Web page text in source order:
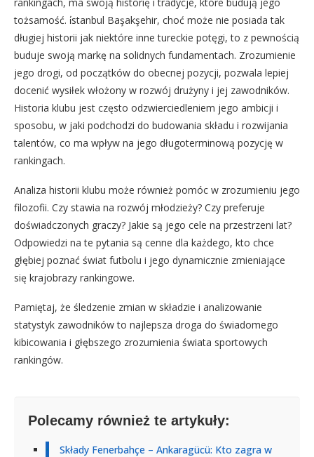
tożsamość. i̇stanbul Başakşehir, choć może nie posiada tak
długiej historii jak niektóre inne tureckie potęgi, to z pewnością
buduje swoją markę na solidnych fundamentach. Zrozumienie
jego drogi, od początków do obecnej pozycji, pozwala lepiej
docenić wysiłek włożony w rozwój drużyny i jej zawodników.
Historia klubu jest często odzwierciedleniem jego ambicji i
sposobu, w jaki podchodzi do budowania składu i rozwijania
talentów, co ma wpływ na jego długoterminową pozycję w
rankingach.
Analiza historii klubu może również pomóc w zrozumieniu jego
filozofii. Czy stawia na rozwój młodzieży? Czy preferuje
doświadczonych graczy? Jakie są jego cele na przestrzeni lat?
Odpowiedzi na te pytania są cenne dla każdego, kto chce
głębiej poznać świat futbolu i jego dynamicznie zmieniające
się krajobrazy rankingowe.
Pamiętaj, że śledzenie zmian w składzie i analizowanie
statystyk zawodników to najlepsza droga do świadomego
kibicowania i głębszego zrozumienia świata sportowych
rankingów.
Polecamy również te artykuły:
Składy Fenerbahçe – Ankaragücü: Kto zagra w